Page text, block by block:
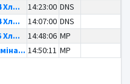
Хл... 14:23:00 DNS
Хл... 14:07:00 DNS
Хл... 14:48:06 MP
14:50:11 MP